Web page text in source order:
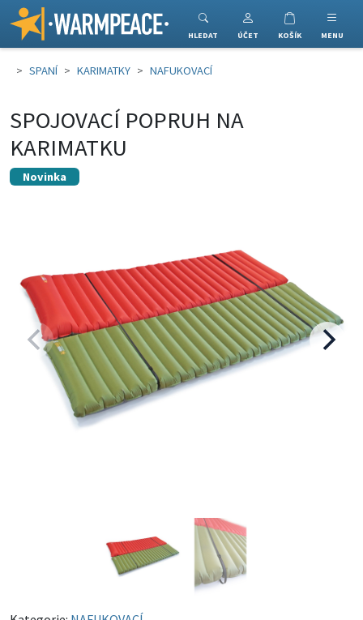
Warmpeace
HLEDAT ÚČET KOŠÍK MENU
SPANÍ KARIMATKY NAFUKOVACÍ
SPOJOVACÍ POPRUH NA
KARIMATKU
Novinka